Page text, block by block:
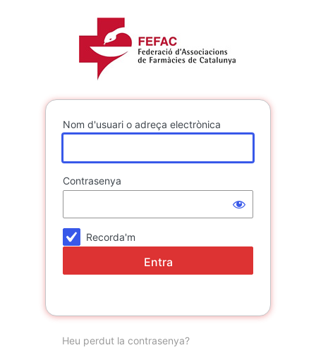
Nom d'usuari o adreça electrònica
Contrasenya
Recorda'm
Heu perdut la contrasenya?